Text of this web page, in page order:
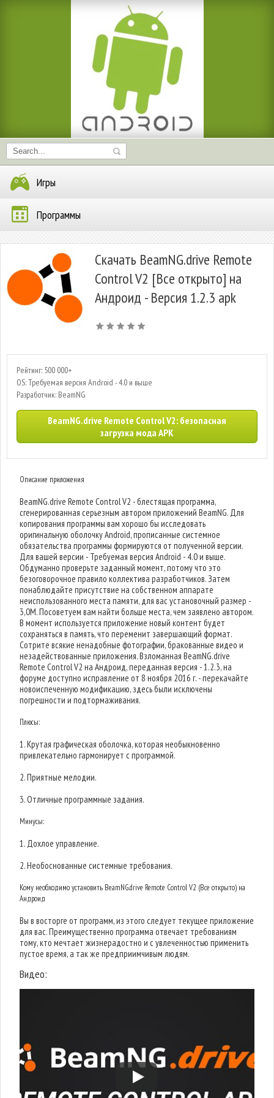
Игры
Программы
Скачать BeamNG.drive Remote
Control V2 [Все открыто] на
Андроид - Версия 1.2.3 apk
Рейтинг: 500 000+
OS: Требуемая версия Android - 4.0 и выше
Разработчик: BeamNG
BeamNG.drive Remote Control V2: безопасная
загрузка мода APK
Описание приложения
BeamNG.drive Remote Control V2 - блестящая программа,
сгенерированная серьезным автором приложений BeamNG. Для
копирования программы вам хорошо бы исследовать
оригинальную оболочку Android, прописанные системное
обязательства программы формируются от полученной версии.
Для вашей версии - Требуемая версия Android - 4.0 и выше.
Обдуманно проверьте заданный момент, потому что это
безоговорочное правило коллектива разработчиков. Затем
понаблюдайте присутствие на собственном аппарате
неиспользованного места памяти, для вас установочный размер -
3,0M. Посоветуем вам найти больше места, чем заявлено автором.
В момент используется приложение новый контент будет
сохраняться в память, что переменит завершающий формат.
Сотрите всякие ненадобные фотографии, бракованные видео и
незадействованные приложения. Взломанная BeamNG.drive
Remote Control V2 на Андроид, переданная версия - 1.2.3, на
форуме доступно исправление от 8 ноября 2016 г. - перекачайте
новоиспеченную модификацию, здесь были исключены
погрешности и подтормаживания.
Плюсы:
1. Крутая графическая оболочка, которая необыкновенно
привлекательно гармонирует с программой.
2. Приятные мелодии.
3. Отличные программные задания.
Минусы:
1. Дохлое управление.
2. Необоснованные системные требования.
Кому необходимо установить BeamNG.drive Remote Control V2 (Все открыто) на
Андроид
Вы в восторге от программ, из этого следует текущее приложение
для вас. Преимущественно программа отвечает требованиям
тому, кто мечтает жизнерадостно и с увлеченностью применить
пустое время, а так же предприимчивым людям.
Видео: